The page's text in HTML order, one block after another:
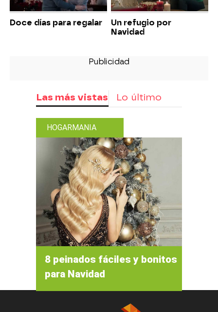
Doce días para regalar
Un refugio por
Navidad
Las más vistas Lo último
HOGARMANIA
8 peinados fáciles y bonitos
para Navidad